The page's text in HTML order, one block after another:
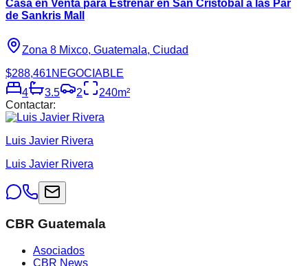
Casa en Venta para Estrenar en San Cristobal a las Par
de Sankris Mall
Zona 8 Mixco, Guatemala, Ciudad
$288,461NEGOCIABLE
4
3.5 2 240m²
Contactar:
Luis Javier Rivera
Luis Javier Rivera
CBR Guatemala
Asociados
CBR News